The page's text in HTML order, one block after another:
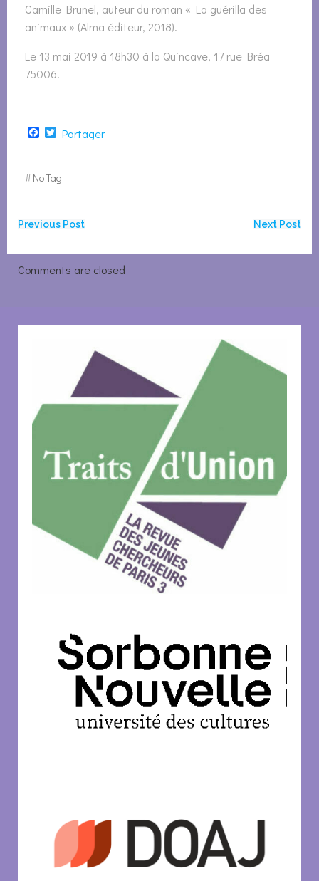
Camille Brunel, auteur du roman « La guérilla des
animaux » (Alma éditeur, 2018).
Le 13 mai 2019 à 18h30 à la Quincave, 17 rue Bréa
75006.
Facebook
Twitter
Partager
#No Tag
Navigation
de
Previous Post
Navigation
Next Post
Comments are closed